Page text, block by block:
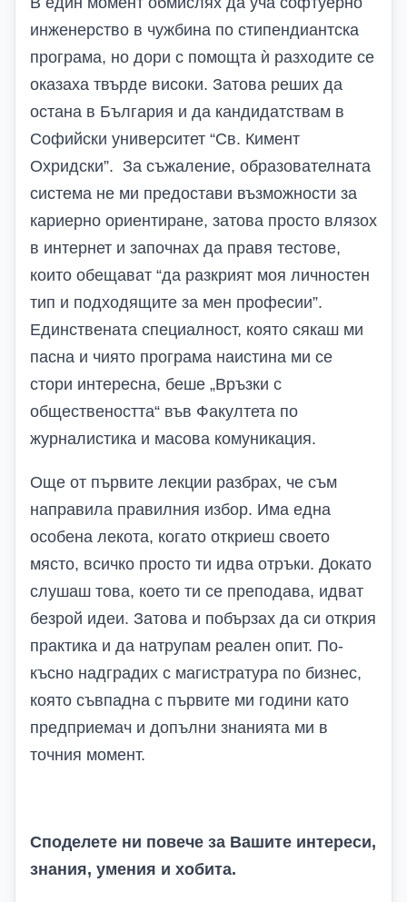
инженерство в чужбина по стипендиантска
програма, но дори с помощта ѝ разходите се
оказаха твърде високи. Затова реших да
остана в България и да кандидатствам в
Софийски университет “Св. Кимент
Охридски”. За съжаление, образователната
система не ми предостави възможности за
кариерно ориентиране, затова просто влязох
в интернет и започнах да правя тестове,
които обещават “да разкрият моя личностен
тип и подходящите за мен професии”.
Единствената специалност, която сякаш ми
пасна и чиято програма наистина ми се
стори интересна, беше „Връзки с
обществеността“ във Факултета по
журналистика и масова комуникация.
Още от първите лекции разбрах, че съм
направила правилния избор. Има една
особена лекота, когато откриеш своето
място, всичко просто ти идва отръки. Докато
слушаш това, което ти се преподава, идват
безрой идеи. Затова и побързах да си открия
практика и да натрупам реален опит. По-
късно надградих с магистратура по бизнес,
която съвпадна с първите ми години като
предприемач и допълни знанията ми в
точния момент.
Споделете ни повече за Вашите интереси,
знания, умения и хобита.